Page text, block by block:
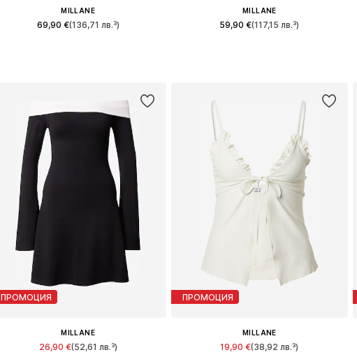
MILLANE
69,90 €(136,71 лв.³)
MILLANE
59,90 €(117,15 лв.³)
ПРОМОЦИЯ
MILLANE
26,90 €(52,61 лв.³)
ПРОМОЦИЯ
MILLANE
19,90 €(38,92 лв.³)